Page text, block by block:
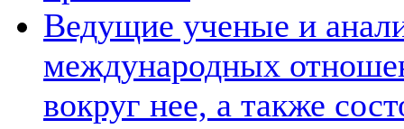
Ведущие ученые и
международных
вокруг нее, а также